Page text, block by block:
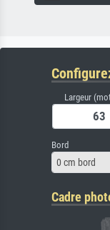
Largeur
Bord
0 cm bord
Cadre